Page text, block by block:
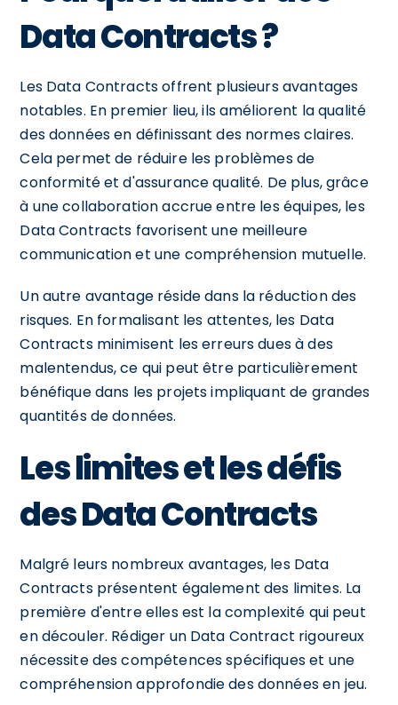
Data Contracts ?
Les Data Contracts offrent plusieurs avantages
notables. En premier lieu, ils améliorent la qualité
des données en définissant des normes claires.
Cela permet de réduire les problèmes de
conformité et d'assurance qualité. De plus, grâce
à une collaboration accrue entre les équipes, les
Data Contracts favorisent une meilleure
communication et une compréhension mutuelle.
Un autre avantage réside dans la réduction des
risques. En formalisant les attentes, les Data
Contracts minimisent les erreurs dues à des
malentendus, ce qui peut être particulièrement
bénéfique dans les projets impliquant de grandes
quantités de données.
Les limites et les défis
des Data Contracts
Malgré leurs nombreux avantages, les Data
Contracts présentent également des limites. La
première d'entre elles est la complexité qui peut
en découler. Rédiger un Data Contract rigoureux
nécessite des compétences spécifiques et une
compréhension approfondie des données en jeu.